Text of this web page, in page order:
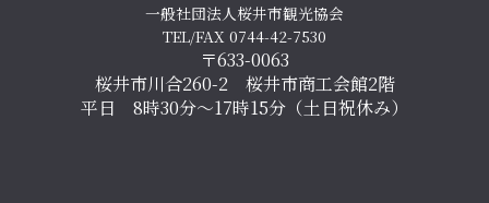
一般社団法人桜井市観光協会
TEL/FAX 0744-42-7530
〒633-0063
桜井市川合260-2 桜井市商工会館2階
平日 8時30分～17時15分（土日祝休み）